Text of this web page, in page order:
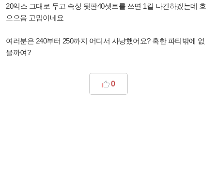
20익스 그대로 두고 속성 뒷판40셋트를 쓰면 1킬 나긴하겠는데 흐
으으음 고밈이네요
여러분은 240부터 250까지 어디서 사냥했어요? 혹한 파티밖에 없
을까여?
0